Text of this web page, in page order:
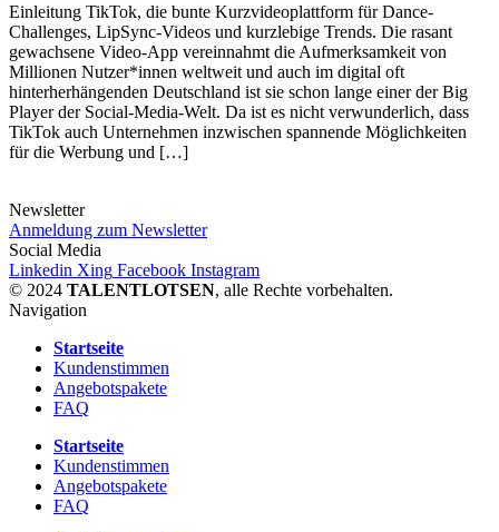
Einleitung TikTok, die bunte Kurzvideoplattform für Dance-
Challenges, LipSync-Videos und kurzlebige Trends. Die rasant
gewachsene Video-App vereinnahmt die Aufmerksamkeit von
Millionen Nutzer*innen weltweit und auch im digital oft
hinterherhängenden Deutschland ist sie schon lange einer der Big
Player der Social-Media-Welt. Da ist es nicht verwunderlich, dass
TikTok auch Unternehmen inzwischen spannende Möglichkeiten
für die Werbung und […]
Newsletter
Anmeldung zum Newsletter
Social Media
Linkedin Xing Facebook Instagram
© 2024 TALENTLOTSEN, alle Rechte vorbehalten.
Navigation
Startseite
Kundenstimmen
Angebotspakete
FAQ
Startseite
Kundenstimmen
Angebotspakete
FAQ